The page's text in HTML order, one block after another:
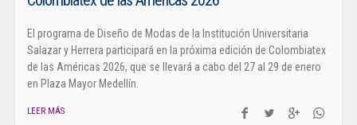
El programa de Diseño de Modas de la Institución Universitaria
Salazar y Herrera participará en la próxima edición de Colombiatex
de las Américas 2026, que se llevará a cabo del 27 al 29 de enero
en Plaza Mayor Medellín.
LEER MÁS